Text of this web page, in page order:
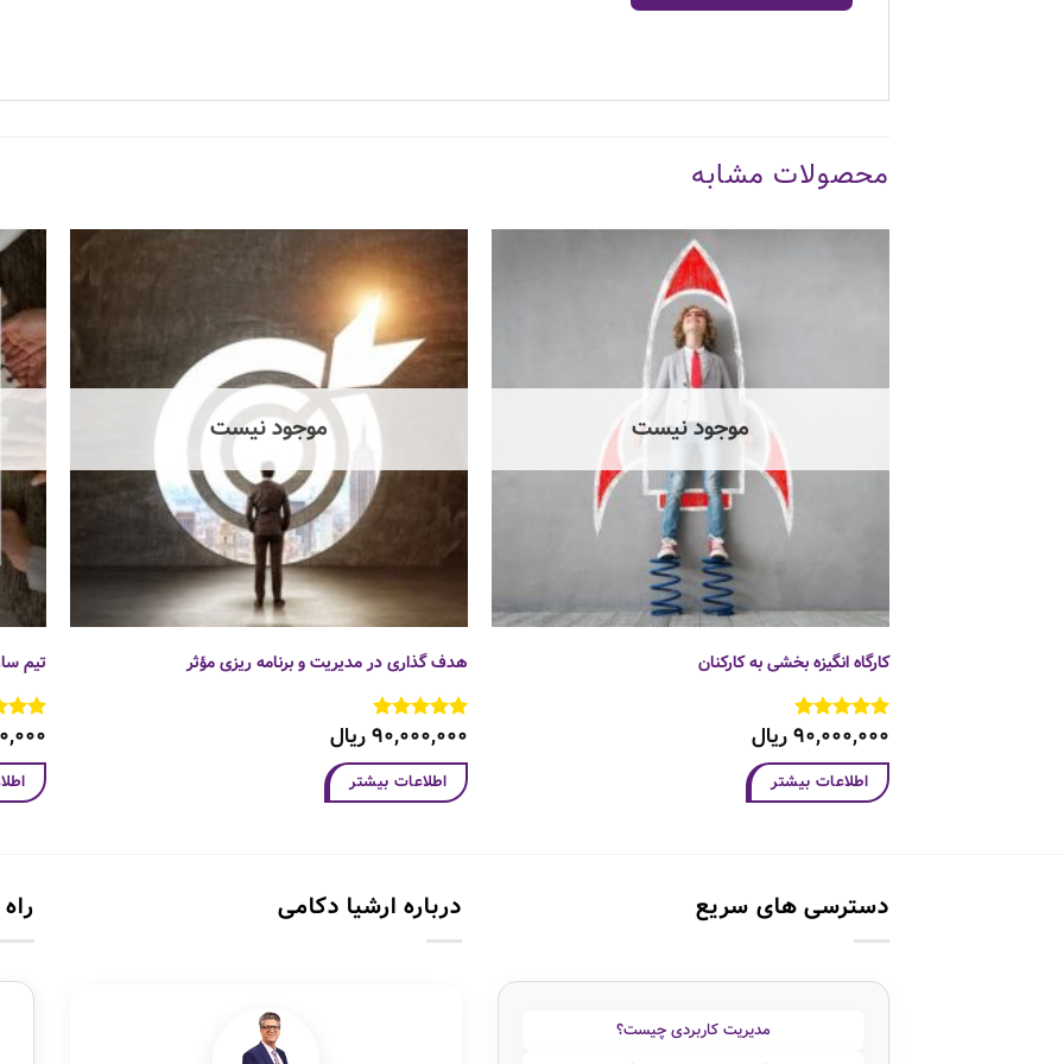
محصولات مشابه
موجود نیست
کارگاه انگیزه بخشی به کارکنان
نمره5از
۹۰,۰۰۰,۰۰۰ریال
اطلاعات بیشتر
موجود نیست
هدف گذاری در مدیریت و برنامه ریزی مؤثر
نمره5از
۹۰,۰۰۰,۰۰۰ریال
اطلاعات بیشتر
تیم
نمره
دسترسی های سریع
مدیریت کاربردی چیست؟
درباره ارشیا دکامی